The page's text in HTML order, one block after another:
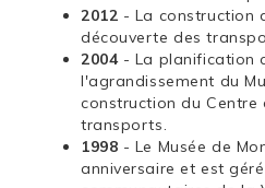
2012 - La construction
découverte des
2004 - La planification
l'agrandissement du
construction du Centre
transports.
1998 - Le Musée de
anniversaire et est